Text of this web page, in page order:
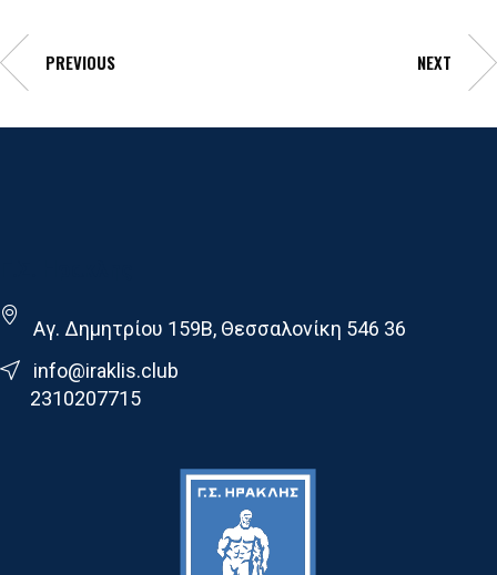
PREVIOUS NEXT
Αγ. Δημητρίου 159Β, Θεσσαλονίκη 546 36
info@iraklis.club
2310207715